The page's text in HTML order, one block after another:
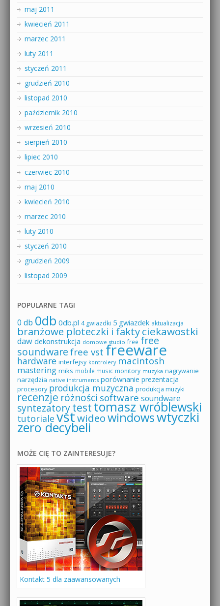
maj 2011
kwiecień 2011
marzec 2011
luty 2011
styczeń 2011
grudzień 2010
listopad 2010
październik 2010
wrzesień 2010
sierpień 2010
lipiec 2010
czerwiec 2010
maj 2010
kwiecień 2010
marzec 2010
luty 2010
styczeń 2010
grudzień 2009
listopad 2009
POPULARNE TAGI
0 db 0db 0db.pl 4 gwiazdki 5 gwiazdek aktualizacja
branżowe ploteczki i faktyciekawostki
daw dekonstrukcja domowe studio free free
soundware free vst freeware
hardware interfejsy kontrolery macintosh
mastering miks mobile music monitory muzyka nagrywanie
narzędzia native instruments porównanie prezentacja
procesory produkcja muzyczna produkcja muzyki
recenzje różności software soundware
syntezatorytesttomasz wróblewski
tutoriale vstwideowindowswtyczki
zero decybeli
MOŻE CIĘ TO ZAINTERESUJE?
Kontakt 5 dla zaawansowanych